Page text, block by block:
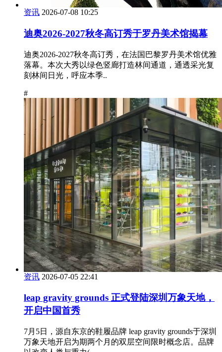
资讯 2026-07-08 10:25
迪奥2026-2027秋冬高订秀于罗丹美术馆揭幕
迪奥2026-2027秋冬高订秀，在法国巴黎罗丹美术馆优雅
落幕。本次大秀以绿色竖廊打造林间通道，通透采光复
刻林间日光，呼应本季..
#
资讯 2026-07-05 22:41
leap gravity grounds 正式登陆深圳万象天地，
开启中国首秀
7月5日，源自东京的鞋履品牌 leap gravity grounds于深圳
万象天地开启为期两个月的双层空间限时概念店。品牌